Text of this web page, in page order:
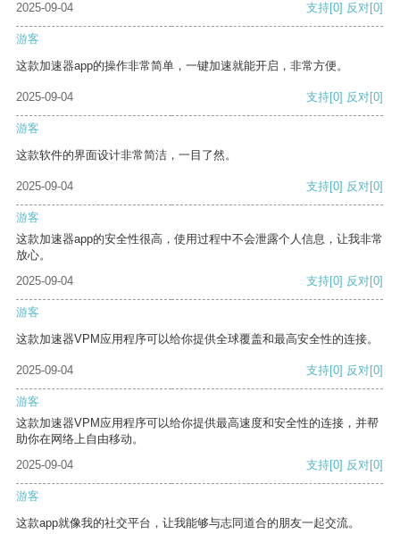
2025-09-04
支持[0] 反对[0]
游客
这款加速器app的操作非常简单，一键加速就能开启，非常方便。
2025-09-04 支持[0] 反对[0]
游客
这款软件的界面设计非常简洁，一目了然。
2025-09-04 支持[0] 反对[0]
游客
这款加速器app的安全性很高，使用过程中不会泄露个人信息，让我非常
放心。
2025-09-04
支持[0] 反对[0]
游客
这款加速器VPM应用程序可以给你提供全球覆盖和最高安全性的连接。
2025-09-04 支持[0] 反对[0]
游客
这款加速器VPM应用程序可以给你提供最高速度和安全性的连接，并帮
助你在网络上自由移动。
2025-09-04
支持[0] 反对[0]
游客
这款app就像我的社交平台，让我能够与志同道合的朋友一起交流。